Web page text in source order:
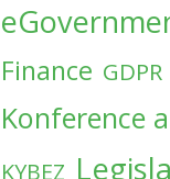
Finance GDPR
Konference
KYBEZ